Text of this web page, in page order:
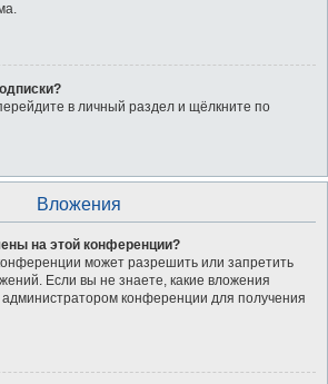
в личный раздел и щёлкните по
Вложения
на этой конференции?
может разрешить или запретить
Если вы не знаете, какие вложения
конференции для получения